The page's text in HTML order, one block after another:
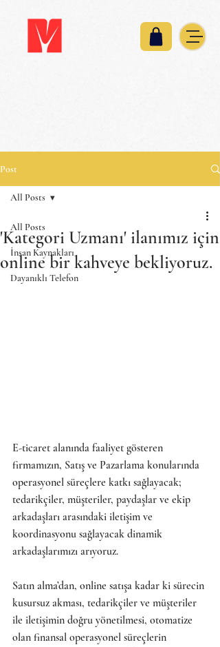
Post
All Posts
İnsan Kaynakları
Dayanıklı Telefon
All Posts
'Kategori Uzmanı' ilanımız için
online bir kahveye bekliyoruz.
E-ticaret alanında faaliyet gösteren
firmamızın, Satış ve Pazarlama konularında
operasyonel süreçlere katkı sağlayacak;
tedarikçiler, müşteriler, paydaşlar ve ekip
arkadaşları arasındaki iletişim ve
koordinasyonu sağlayacak dinamik
arkadaşlarımızı arıyoruz.
Satın alma’dan, online satışa kadar ki sürecin
kusursuz akması, tedarikçiler ve müşteriler
ile iletişimin doğru yönetilmesi, otomatize
olan finansal operasyonel süreçlerin